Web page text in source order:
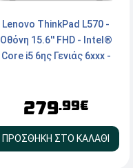
Lenovo ThinkPad L570 -
Οθόνη 15.6'' FHD - Intel®
Core i5 6ης Γενιάς 6xxx -
DisplayPort - DVD -
279.99€
ΠΡΟΣΘΗΚΗ ΣΤΟ ΚΑΛΑΘΙ